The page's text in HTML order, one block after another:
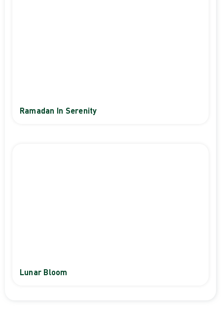
Ramadan In Serenity
Lunar Bloom